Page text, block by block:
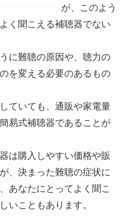
が、このよう
く聞こえる補聴器でない
に難聴の原因や、聴力の
を変える必要のあるもの
ていても、通販や家電量
易式補聴器であることが
は購入しやすい価格や販
、決まった難聴の症状に
あなたにとってよく聞こ
いこともあります。